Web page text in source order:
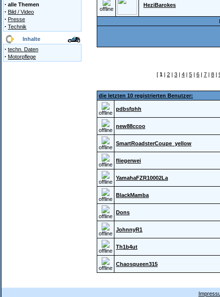
· alle Themen
· Bild / Video
· Presse
· Technik
Inhalte
· techn. Daten
· Motorpflege
offline
HeziBarokes
[ 1 | 2 | 3 | 4 | 5 | 6 | 7 | 8 |
die letzten 10 registrierten Benutzer:
offline
pdbsfphh
offline
new88ccoo
offline
SmartRoadsterCoupe_yellow
offline
fliegerwei
offline
YamahaFZR10002La
offline
BlackMamba
offline
Dons
offline
JohnnyR1
offline
Th1b4ut
offline
Chaosqueen315